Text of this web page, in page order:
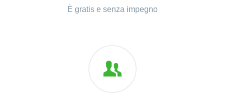
È gratis e senza impegno